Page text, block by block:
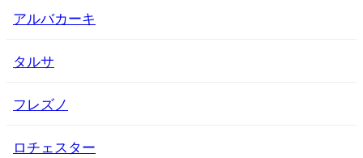
アルバカーキ
タルサ
フレズノ
ロチェスター